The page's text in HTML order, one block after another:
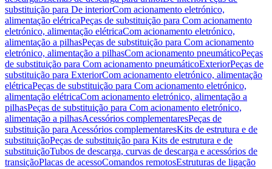
substituição para De interiorCom acionamento eletrónico,
alimentação elétricaPeças de substituição para Com acionamento
eletrónico, alimentação elétricaCom acionamento eletrónico,
alimentação a pilhasPeças de substituição para Com acionamento
eletrónico, alimentação a pilhasCom acionamento pneumáticoPeças
de substituição para Com acionamento pneumáticoExteriorPeças de
substituição para ExteriorCom acionamento eletrónico, alimentação
elétricaPeças de substituição para Com acionamento eletrónico,
alimentação elétricaCom acionamento eletrónico, alimentação a
pilhasPeças de substituição para Com acionamento eletrónico,
alimentação a pilhasAcessórios complementaresPeças de
substituição para Acessórios complementaresKits de estrutura e de
substituiçãoPeças de substituição para Kits de estrutura e de
substituiçãoTubos de descarga, curvas de descarga e acessórios de
transiçãoPlacas de acessoComandos remotosEstruturas de ligação